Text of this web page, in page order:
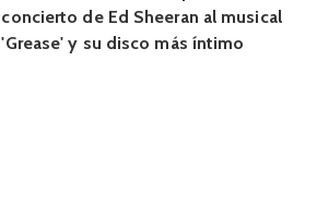
concierto de Ed Sheeran al musical
'Grease' y su disco más íntimo